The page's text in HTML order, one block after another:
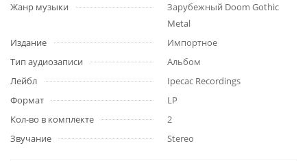
Жанр музыки
Зарубежный Doom Gothic
Metal
Издание
Импортное
Тип аудиозаписи
Альбом
Лейбл
Ipecac Recordings
Формат
LP
Кол-во в комплекте
2
Звучание
Stereo